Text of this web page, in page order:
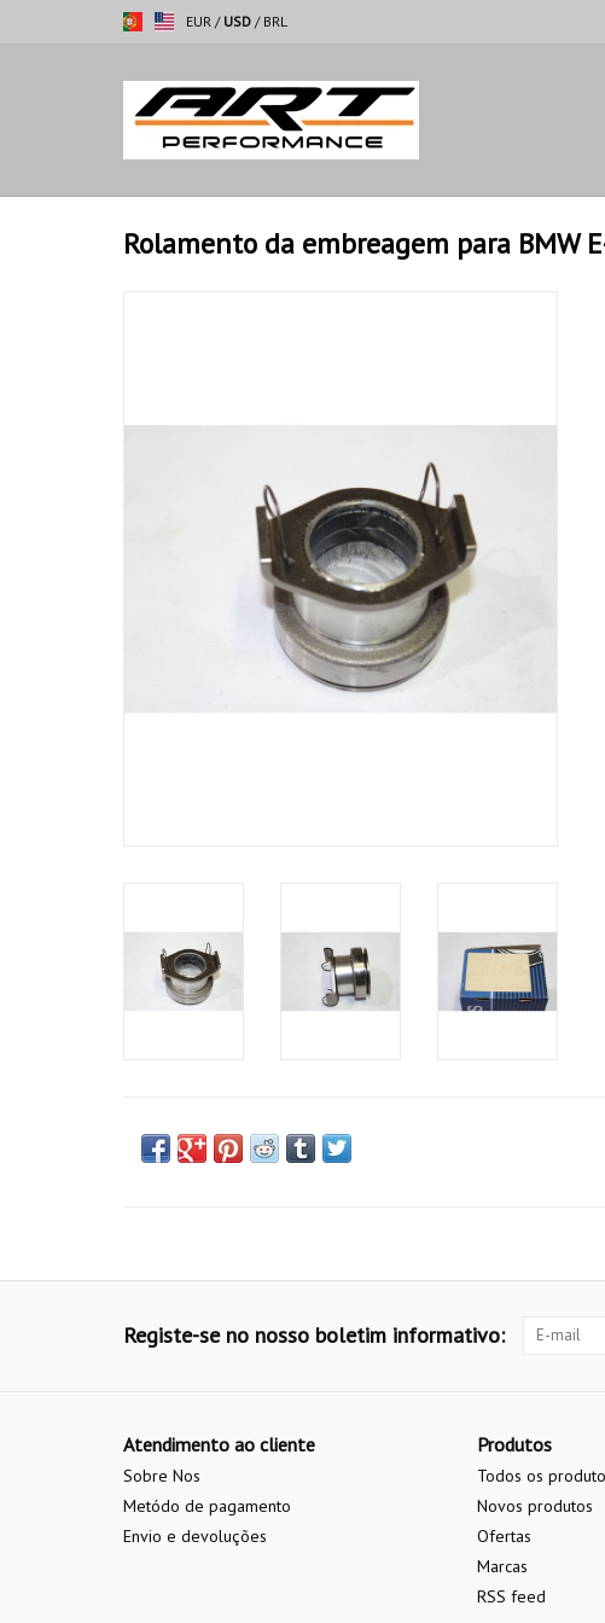
EUR / USD / BRL
Rolamento da embreagem para BMW
Registe-se no nosso boletim informativo:
Atendimento ao cliente
Sobre Nos
Metódo de pagamento
Envio e devoluções
Produtos
Todos os
Novos produtos
Ofertas
Marcas
RSS feed